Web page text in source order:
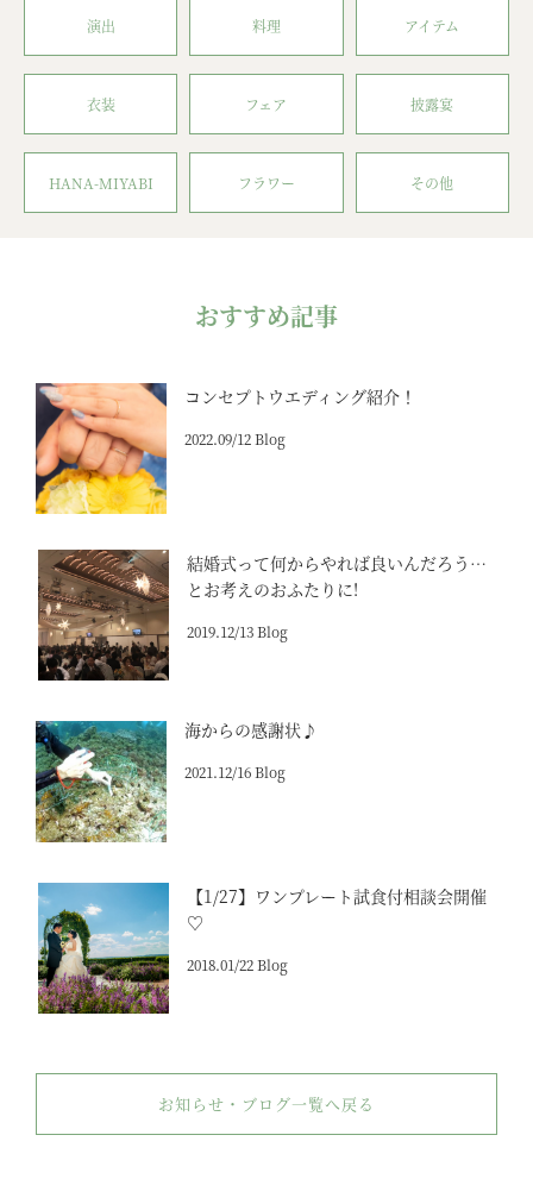
演出 料理 アイテム
衣装 フェア 披露宴
HANA-MIYABI フラワー その他
おすすめ記事
コンセプトウエディング紹介！
2022.09/12 Blog
結婚式って何からやれば良いんだろう…
とお考えのおふたりに!
2019.12/13 Blog
海からの感謝状♪
2021.12/16 Blog
【1/27】ワンプレート試食付相談会開催
♡
2018.01/22 Blog
お知らせ・ブログ一覧へ戻る